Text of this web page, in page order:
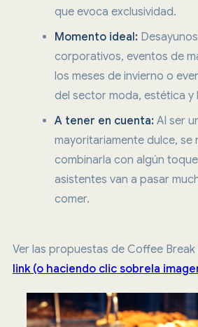
que evoca exclusividad.
Momento ideal:
corporativos, eventos de
los meses de invierno o
del sector moda, estética y
A tener en cuenta:Al ser
mayoritariamente dulce, se
combinarla con algún
asistentes van a pasar
comer.
Ver las propuestas de Coffee
link (o haciendo clic sobrela